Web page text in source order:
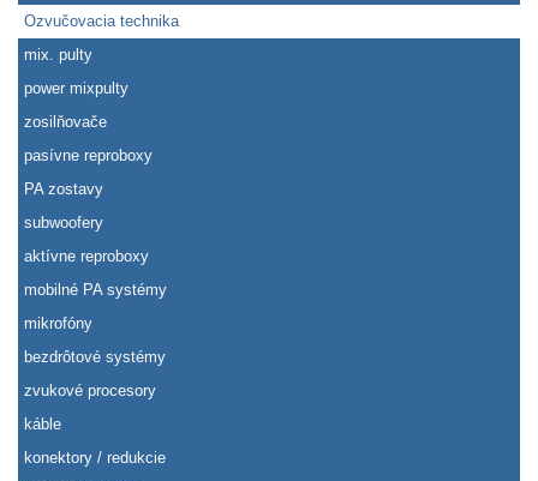
Ozvučovacia technika
mix. pulty
power mixpulty
zosilňovače
pasívne reproboxy
PA zostavy
subwoofery
aktívne reproboxy
mobilné PA systémy
mikrofóny
bezdrôtové systémy
zvukové procesory
káble
konektory / redukcie